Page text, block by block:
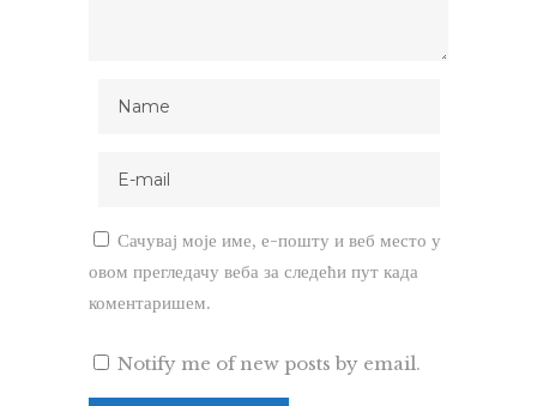
Сачувај моје име, е-пошту и веб место у
овом прегледачу веба за следећи пут када
коментаришем.
Notify me of new posts by email.